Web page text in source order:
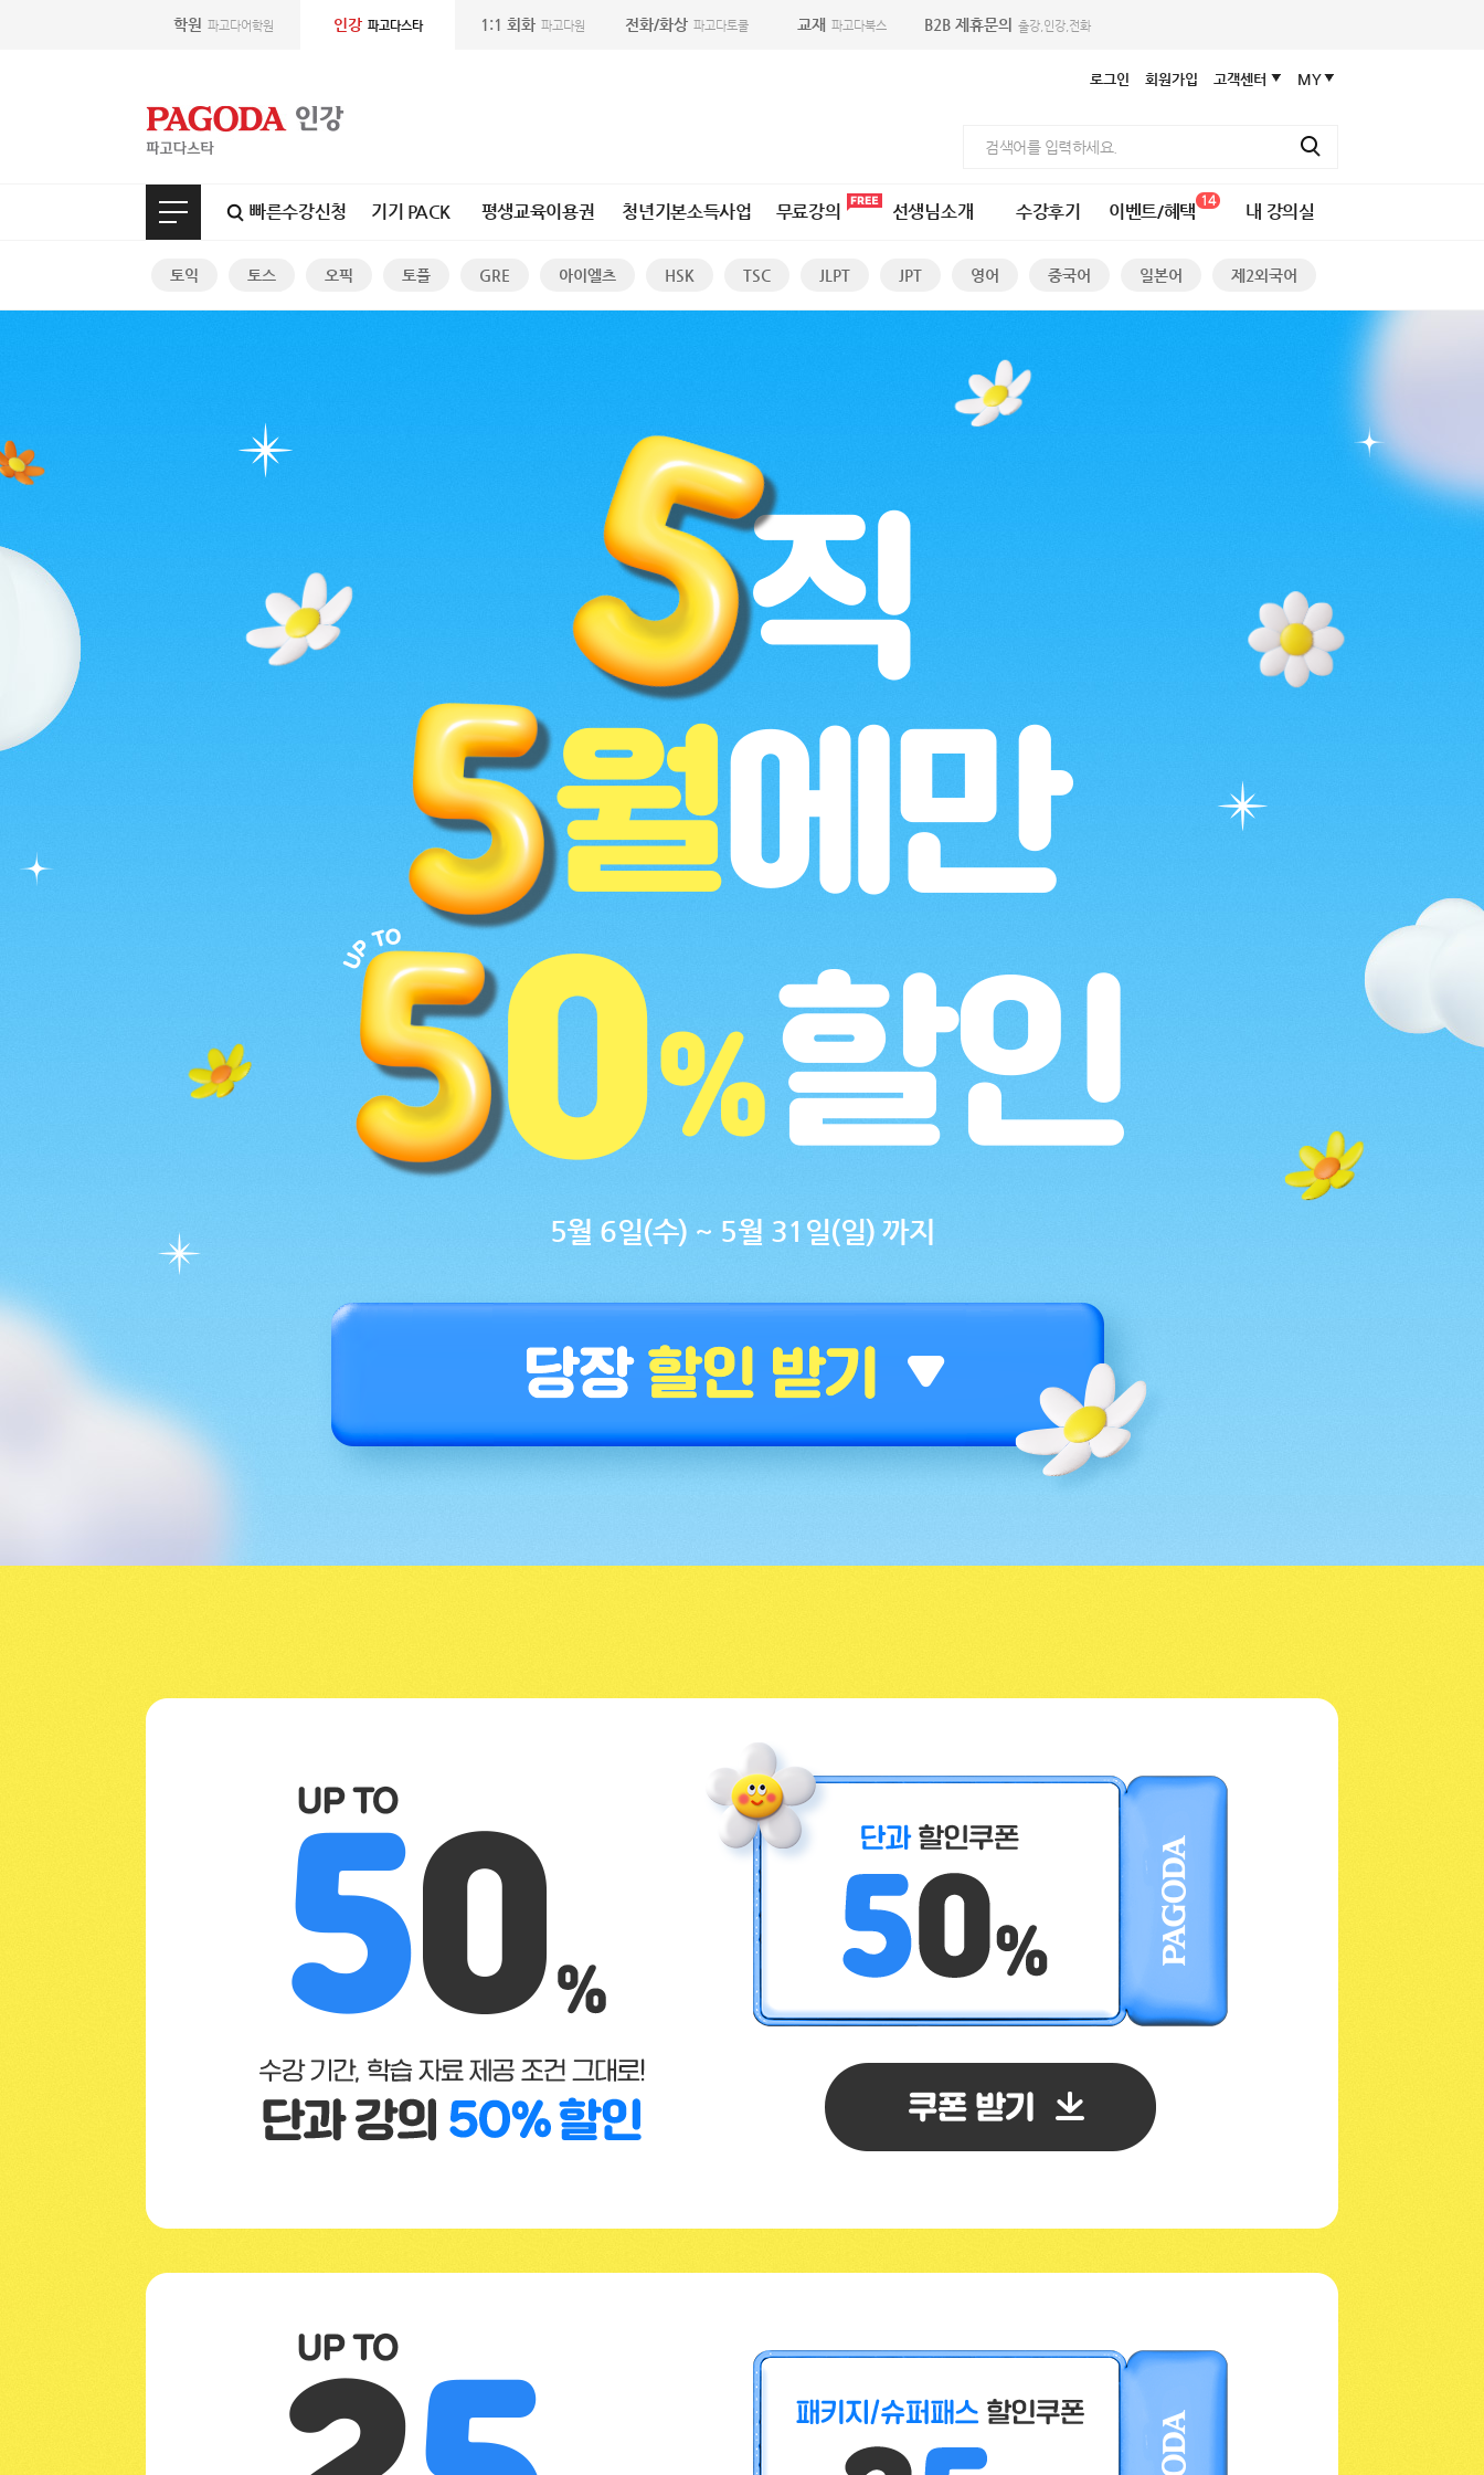
학원 파고다어학원 인강 파고다스타 1:1 회화 파고다원 전화/화상 파고다토쿨 교재 파고다북스 B2B 제휴문의 출강,인강,전화
로그인 회원가입 고객센터 MY
빠른수강신청 기기 PACK 평생교육이용권 청년기본소득사업 무료강의 선생님소개 수강후기 이벤트/혜택
14
내 강의실
토익 토스 오픽 토플 GRE 아이엘츠 HSK TSC JLPT JPT 영어 중국어 일본어 제2외국어
5월 6일(수) ~ 5월 31일(일) 까지